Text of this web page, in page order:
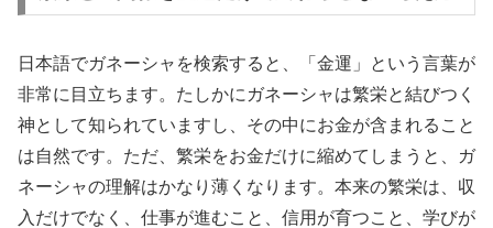
日本語でガネーシャを検索すると、「金運」という言葉が
非常に目立ちます。たしかにガネーシャは繁栄と結びつく
神として知られていますし、その中にお金が含まれること
は自然です。ただ、繁栄をお金だけに縮めてしまうと、ガ
ネーシャの理解はかなり薄くなります。本来の繁栄は、収
入だけでなく、仕事が進むこと、信用が育つこと、学びが